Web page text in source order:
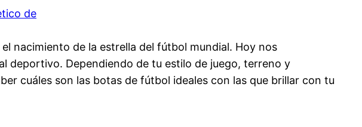
nacimiento de la estrella del fútbol mundial. Hoy nos
deportivo. Dependiendo de tu estilo de juego, terreno y
cuáles son las botas de fútbol ideales con las que brillar con tu